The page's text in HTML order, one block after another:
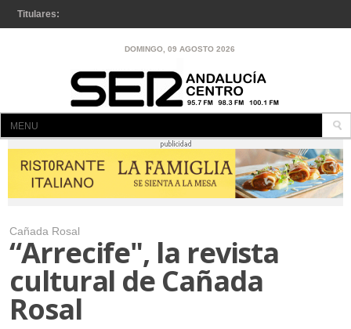
Titulares:
DOMINGO, 09 AGOSTO 2026
MENU
INICIO
A LA CARTA
LUCENA
LUCENA
ENCINAS REALES
IZNÁJAR
Cañada Rosal
“Arrecife", la revista
cultural de Cañada
Rosal